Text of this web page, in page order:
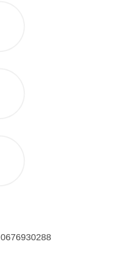
0676930288